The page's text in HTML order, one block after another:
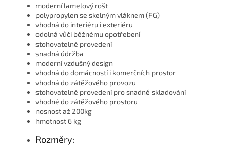
moderní lamelový rošt
polypropylen se skelným vláknem (FG)
vhodná do interiéru i exteriéru
odolná vůči běžnému opotřebení
stohovatelné provedení
snadná údržba
moderní vzdušný design
vhodná do domácností i komerčních prostor
vhodná do zátěžového provozu
stohovatelné provedení pro snadné skladování
vhodné do zátěžového prostoru
nosnost až 200kg
hmotnost 6 kg
Rozměry: